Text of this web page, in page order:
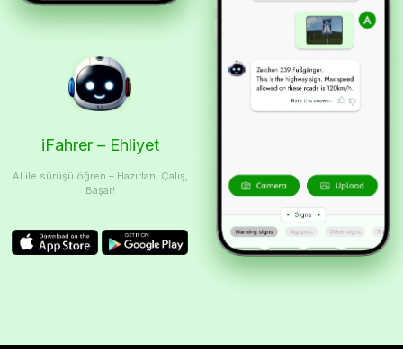
iFahrer – Ehliyet
AI ile sürüşü öğren – Hazırlan, Çalış,
Başar!